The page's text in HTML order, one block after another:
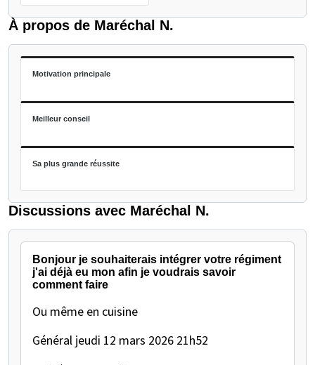
À propos de Maréchal N.
Motivation principale
Meilleur conseil
Sa plus grande réussite
Discussions avec Maréchal N.
Bonjour je souhaiterais intégrer votre régiment
j'ai déjà eu mon afin je voudrais savoir
comment faire
Ou même en cuisine
Général jeudi 12 mars 2026 21h52